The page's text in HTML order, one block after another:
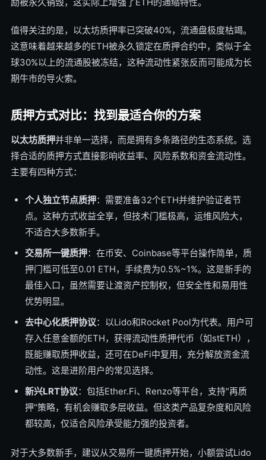
值得关注的是，以太坊质押率已突破40%，流通盘极度枯竭。
这意味着越来越多的ETH被永久锁定在质押合约中，类似于全
球30%以上的流通股被冻结，这种流动性紧张反而可能成为长
期牛市的导火索。
质押方式对比：找到最适合你的方案
以太坊质押并非单一选择，而是拥有多条路径的生态系统。选
择合适的质押方式直接影响收益率、风险系数和资金流动性。
主要有四种方式：
个人独立节点质押：需要准备32个ETH并维护验证者节
点。这种方式收益全享，但技术门槛极高，运维风险大，
不适合大多数新手。
交易所一键质押：在币安、Coinbase等平台操作简单，质
押门槛可低至0.01 ETH，手续费为0.5%~1%。这是新手的
最佳入口，虽然需要让渡资产控制权，但安全性和易用性
优势明显。
去中心化质押协议：以Lido和Rocket Pool为代表。用户可
存入任意金额的ETH，获得流动性质押代币（如stETH），
既能赚取质押收益，还可在DeFi中复用，充分解放资金流
动性。这是进阶用户的常见选择。
新兴LRT协议：包括Ether.Fi、Renzo等平台，支持"再质
押"策略，有机会赚取多层收益。但这类产品复杂度和风险
都较高，仅适合风险承受能力强的投资者。
对于大多数新手，建议从交易所一键质押开始，小额尝试Lido